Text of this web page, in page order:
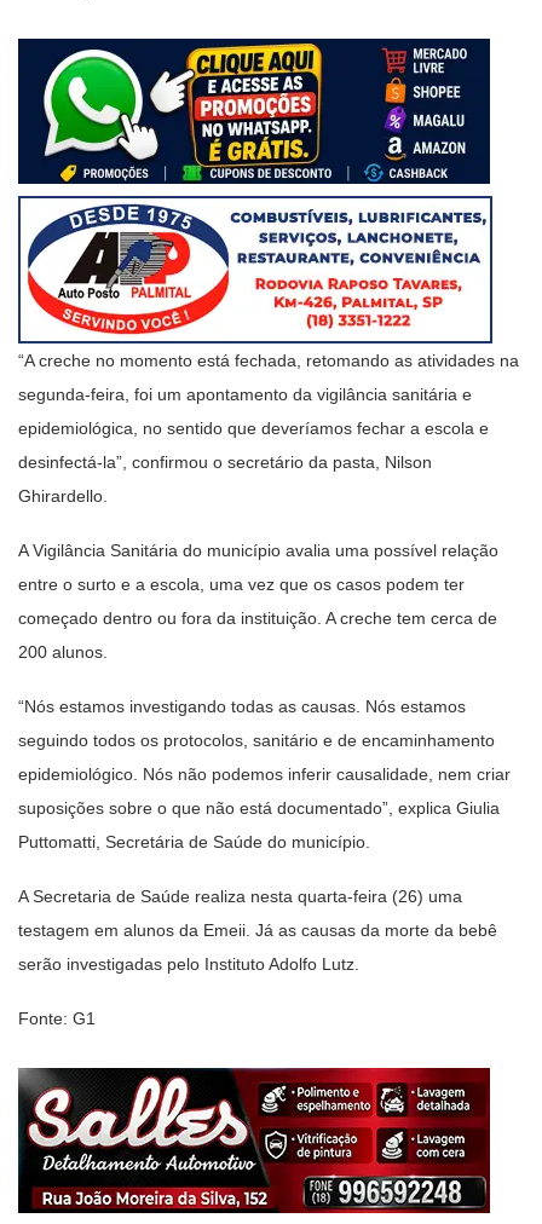
“A creche no momento está fechada, retomando as atividades na
segunda-feira, foi um apontamento da vigilância sanitária e
epidemiológica, no sentido que deveríamos fechar a escola e
desinfectá-la”, confirmou o secretário da pasta, Nilson
Ghirardello.
A Vigilância Sanitária do município avalia uma possível relação
entre o surto e a escola, uma vez que os casos podem ter
começado dentro ou fora da instituição. A creche tem cerca de
200 alunos.
“Nós estamos investigando todas as causas. Nós estamos
seguindo todos os protocolos, sanitário e de encaminhamento
epidemiológico. Nós não podemos inferir causalidade, nem criar
suposições sobre o que não está documentado”, explica Giulia
Puttomatti, Secretária de Saúde do município.
A Secretaria de Saúde realiza nesta quarta-feira (26) uma
testagem em alunos da Emeii. Já as causas da morte da bebê
serão investigadas pelo Instituto Adolfo Lutz.
Fonte: G1